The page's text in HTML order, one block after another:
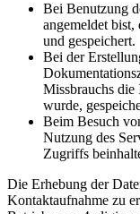
Bei Benutzung
angemeldet
und gespeichert.
Bei der
Missbrauchs die
wurde,
Beim Besuch
Nutzung des
Zugriffs
Die Erhebung der
Kontaktaufnahme zu